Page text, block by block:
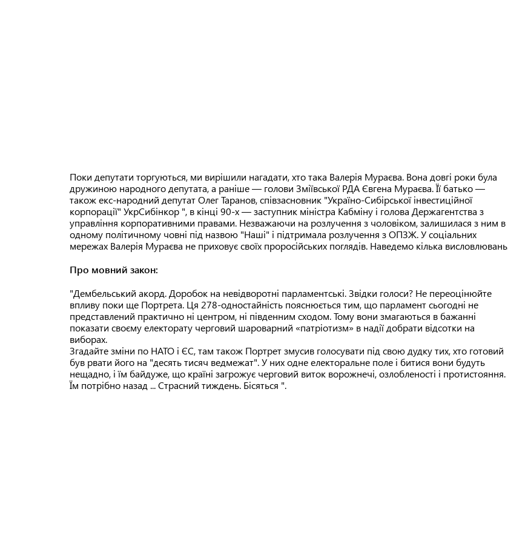
Поки депутати торгуються, ми вирішили нагадати, хто така Валерія Мураєва. Вона довгі роки була
дружиною народного депутата, а раніше — голови Зміївської РДА Євгена Мураєва. Її батько —
також екс-народний депутат Олег Таранов, співзасновник "Україно-Сибірської інвестиційної
корпорації" УкрСибінкор ", в кінці 90-х — заступник міністра Кабміну і голова Держагентства з
управління корпоративними правами. Незважаючи на розлучення з чоловіком, залишилася з ним в
одному політичному човні під назвою "Наші" і підтримала розлучення з ОПЗЖ. У соціальних
мережах Валерія Мураєва не приховує своїх проросійських поглядів. Наведемо кілька
Про мовний закон:
"Дембельський акорд. Доробок на невідворотні парламентські. Звідки голоси? Не переоцінюйте
впливу поки ще Портрета. Ця 278-одностайність пояснюється тим, що парламент сьогодні не
представлений практично ні центром, ні південним сходом. Тому вони змагаються в бажанні
показати своєму електорату черговий шароварний «патріотизм» в надії добрати відсотки на
виборах.
Згадайте зміни по НАТО і ЄС, там також Портрет змусив голосувати під свою дудку тих, хто готовий
був рвати його на "десять тисяч ведмежат". У них одне електоральне поле і битися вони будуть
нещадно, і їм байдуже, що країні загрожує черговий виток ворожнечі, озлобленості і протистояння.
Їм потрібно назад ... Страсний тиждень. Бісяться ".